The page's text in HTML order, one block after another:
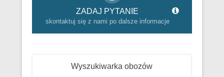
ZADAJ PYTANIE
skontaktuj się z nami po dalsze informacje
Wyszukiwarka obozów